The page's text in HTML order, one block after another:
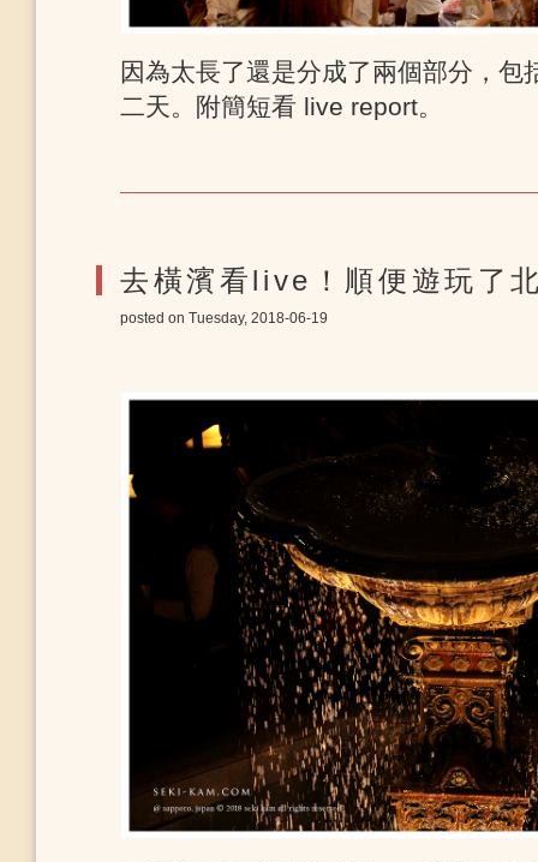
因為太長了還是分成了兩個部分，包
二天。附簡短看 live report。
去橫濱看live！順便遊玩了
posted on Tuesday, 2018-06-19